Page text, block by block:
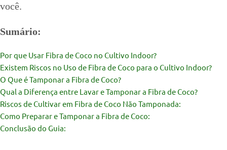
você.
Sumário:
Por que Usar Fibra de Coco no Cultivo Indoor?
Existem Riscos no Uso de Fibra de Coco para o Cultivo Indoor?
O Que é Tamponar a Fibra de Coco?
Qual a Diferença entre Lavar e Tamponar a Fibra de Coco?
Riscos de Cultivar em Fibra de Coco Não Tamponada:
Como Preparar e Tamponar a Fibra de Coco:
Conclusão do Guia: